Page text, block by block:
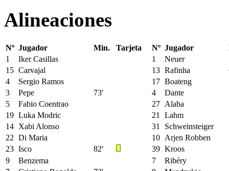
Alineaciones
Nº Jugador Min. Tarjeta Nº Jugador
1
Iker Casillas 1
Neuer
15 Carvajal 13 Rafinha
4
Sergio Ramos 17 Boateng
3
Pepe 73′ 4
Dante
5
Fabio Coentrao 27 Alaba
19 Luka Modric 21
Lahm
14 Xabi Alonso 31 Schweinsteiger
22 Di Maria 10 Arjen Robben
23 Isco 82′ 39 Kroos
9
Benzema 7 Ribéry